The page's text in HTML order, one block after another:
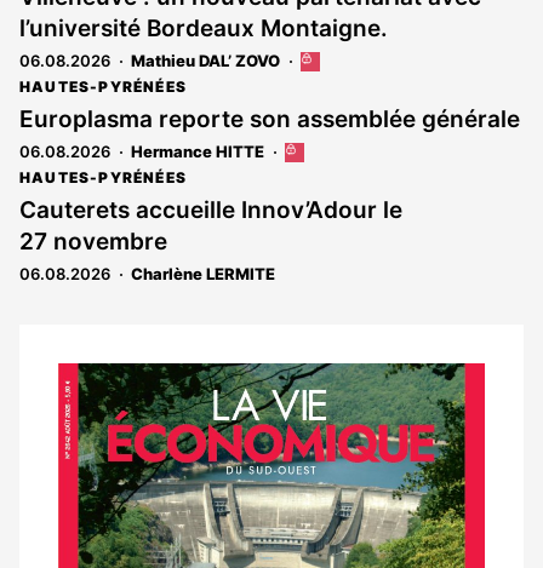
l’université Bordeaux Montaigne.
06.08.2026 Mathieu DAL’ ZOVO
Cet
réservé
HAUTES-PYRÉNÉES
Europlasma reporte son assemblée générale
06.08.2026 Hermance HITTE
Cet
est
réservé
HAUTES-PYRÉNÉES
Cauterets accueille Innov’Adour le
27 novembre
06.08.2026 Charlène LERMITE
Notre
dernier
magazine